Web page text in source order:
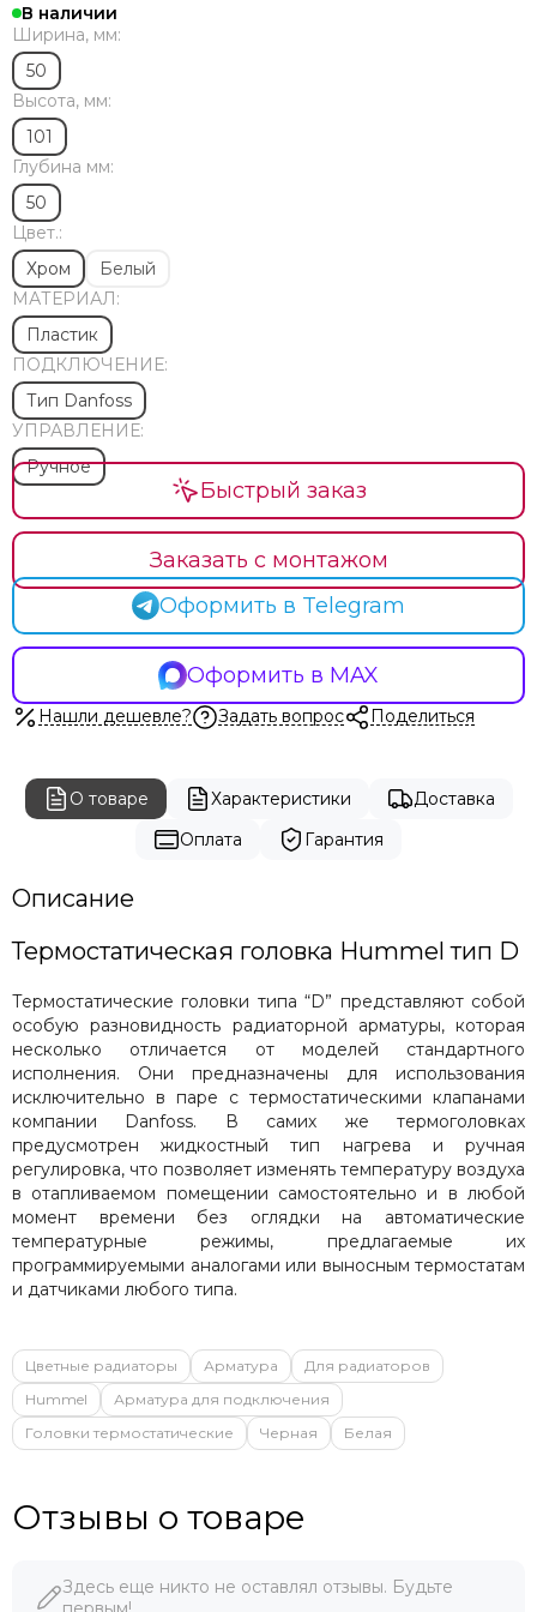
В наличии
Ширина, мм:
50
Высота, мм:
101
Глубина мм:
50
Цвет.:
Хром
Белый
МАТЕРИАЛ:
Пластик
ПОДКЛЮЧЕНИЕ:
Тип Danfoss
УПРАВЛЕНИЕ:
Ручное
Быстрый заказ
Заказать с монтажом
Оформить в Telegram
Оформить в MAX
Нашли дешевле? Задать вопрос Поделиться
О товаре Характеристики
Доставка
Оплата
Гарантия
Описание
Термостатическая головка Hummel тип D
Термостатические головки типа “D” представляют собой
особую разновидность радиаторной арматуры, которая
несколько отличается от моделей стандартного
исполнения. Они предназначены для использования
исключительно в паре с термостатическими клапанами
компании Danfoss. В самих же термоголовках
предусмотрен жидкостный тип нагрева и ручная
регулировка, что позволяет изменять температуру воздуха
в отапливаемом помещении самостоятельно и в любой
момент времени без оглядки на автоматические
температурные режимы, предлагаемые их
программируемыми аналогами или выносным термостатам
и датчиками любого типа.
Цветные радиаторы Арматура
Для радиаторов
Hummel
Арматура для подключения
Головки термостатические
Черная Белая
Отзывы о товаре
Здесь еще никто не оставлял отзывы. Будьте